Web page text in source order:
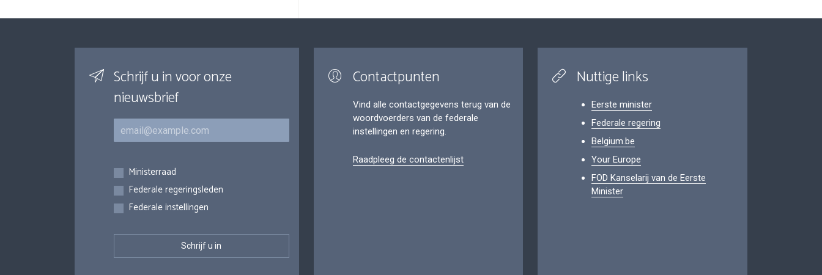
Schrijf u in voor onze
nieuwsbrief
E-mail
Inschrijvingen
Ministerraad
Federale regeringsleden
Federale instellingen
Contactpunten
Vind alle contactgegevens terug van de
woordvoerders van de federale
instellingen en regering.
Raadpleeg de contactenlijst
Nuttige links
Eerste minister
Federale regering
Belgium.be
Your Europe
FOD Kanselarij van de Eerste
Minister